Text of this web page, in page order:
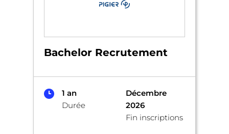
Bachelor Recrutement
1 an
Durée
Décembre
2026
Fin inscriptions